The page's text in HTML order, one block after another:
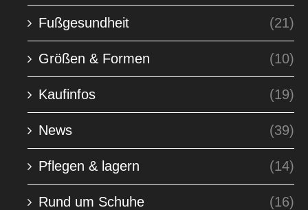
Fußgesundheit (21)
Größen & Formen (10)
Kaufinfos (19)
News (39)
Pflegen & lagern (14)
Rund um Schuhe (16)